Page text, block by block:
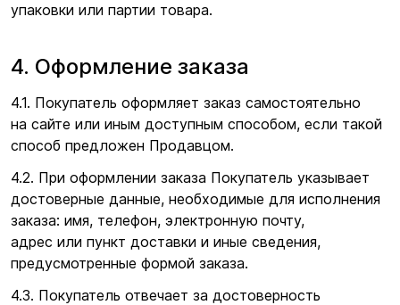
упаковки или партии товара.
4. Оформление заказа
4.1. Покупатель оформляет заказ самостоятельно
на сайте или иным доступным способом, если такой
способ предложен Продавцом.
4.2. При оформлении заказа Покупатель указывает
достоверные данные, необходимые для исполнения
заказа: имя, телефон, электронную почту,
адрес или пункт доставки и иные сведения,
предусмотренные формой заказа.
4.3. Покупатель отвечает за достоверность